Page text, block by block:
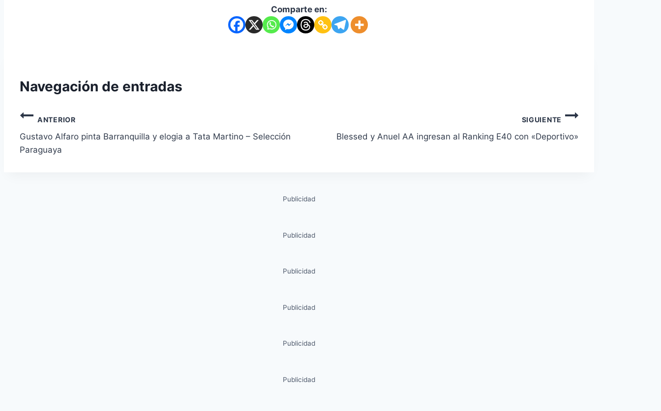
Comparte en:
Navegación de entradas
ANTERIOR
Gustavo Alfaro pinta Barranquilla y elogia a Tata Martino – Selección
Paraguaya
SIGUIENTE
Blessed y Anuel AA ingresan al Ranking E40 con «Deportivo»
Publicidad
Publicidad
Publicidad
Publicidad
Publicidad
Publicidad